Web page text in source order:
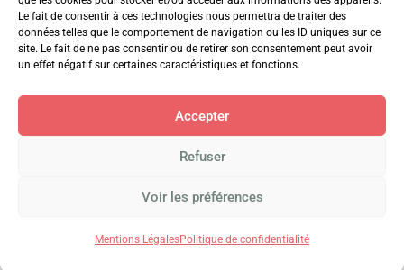
Le fait de consentir à ces technologies nous permettra de traiter des
données telles que le comportement de navigation ou les ID uniques sur ce
site. Le fait de ne pas consentir ou de retirer son consentement peut avoir
un effet négatif sur certaines caractéristiques et fonctions.
Accepter
Refuser
Voir les préférences
Mentions LégalesPolitique de confidentialité
© 2026 Groupe EFD